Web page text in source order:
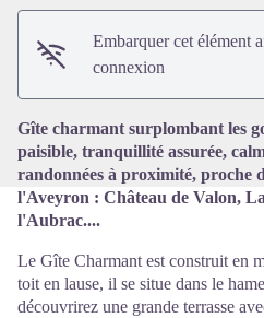
Embarquer cet élément
connexion
Gîte charmant surplombant les
paisible, tranquillité assurée,
randonnées à proximité, proche
l'Aveyron : Château de Valon,
l'Aubrac....
Le Gîte Charmant est construit en
toit en lause, il se situe dans le
découvrirez une grande terrasse